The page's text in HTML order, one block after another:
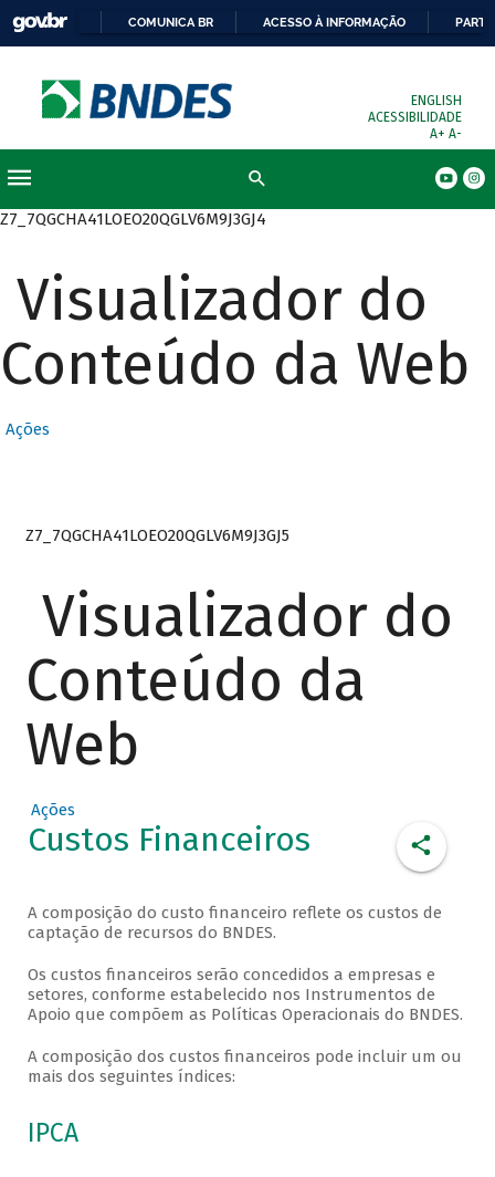
COMUNICA BR ACESSO À INFORMAÇÃO
ENGLISH
ACESSIBILIDADE
A+ A-
Z7_7QGCHA41LOEO20QGLV6M9J3GJ4
Visualizador do
Conteúdo da Web
Ações
Z7_7QGCHA41LOEO20QGLV6M9J3GJ5
Visualizador do
Conteúdo da
Web
Ações
Custos Financeiros
A composição do custo financeiro reflete os custos de
captação de recursos do BNDES.
Os custos financeiros serão concedidos a empresas e
setores, conforme estabelecido nos Instrumentos de
Apoio que compõem as Políticas Operacionais do BNDES.
A composição dos custos financeiros pode incluir um ou
mais dos seguintes índices:
IPCA